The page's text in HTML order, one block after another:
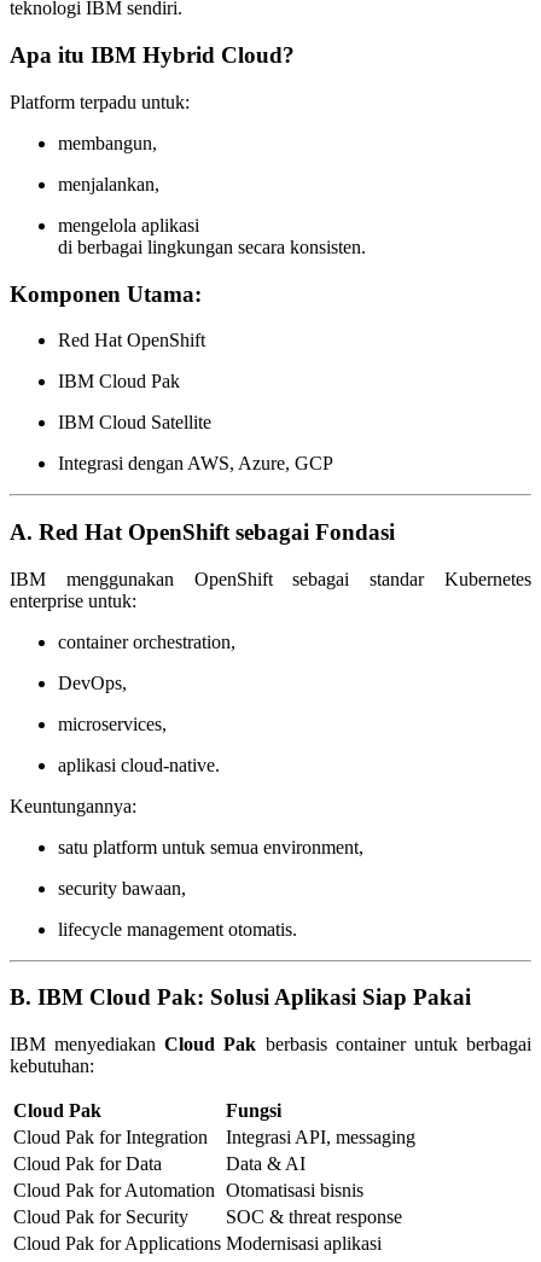
teknologi IBM sendiri.
Apa itu IBM Hybrid Cloud?
Platform terpadu untuk:
membangun,
menjalankan,
mengelola aplikasi
di berbagai lingkungan secara konsisten.
Komponen Utama:
Red Hat OpenShift
IBM Cloud Pak
IBM Cloud Satellite
Integrasi dengan AWS, Azure, GCP
A. Red Hat OpenShift sebagai Fondasi
IBM menggunakan OpenShift sebagai standar Kubernetes
enterprise untuk:
container orchestration,
DevOps,
microservices,
aplikasi cloud-native.
Keuntungannya:
satu platform untuk semua environment,
security bawaan,
lifecycle management otomatis.
B. IBM Cloud Pak: Solusi Aplikasi Siap Pakai
IBM menyediakanCloud Pak berbasis container untuk berbagai
kebutuhan:
Cloud Pak
Fungsi
Cloud Pak for Integration
Integrasi API, messaging
Cloud Pak for Data
Data & AI
Cloud Pak for Automation Otomatisasi bisnis
Cloud Pak for Security
SOC & threat response
Cloud Pak for Applications Modernisasi aplikasi